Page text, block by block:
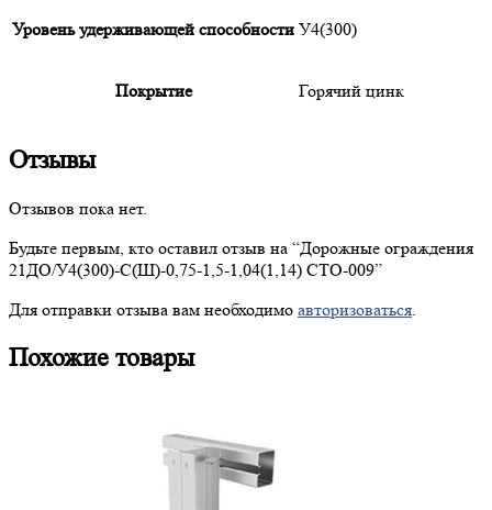
Уровень удерживающей способности У4(300)
Покрытие Горячий цинк
Отзывы
Отзывов пока нет.
Будьте первым, кто оставил отзыв на “Дорожные ограждения
21ДО/У4(300)-С(Ш)-0,75-1,5-1,04(1,14) СТО-009”
Для отправки отзыва вам необходимо авторизоваться
Похожие товары